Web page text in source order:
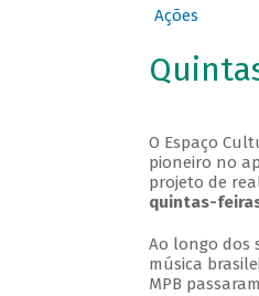
Ações
O Espaço
pioneiro no
projeto de
quintas-
Ao longo dos
música
MPB